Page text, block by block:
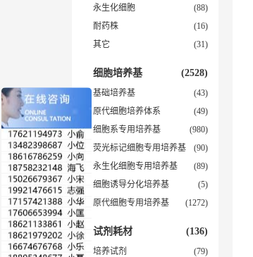
永生化细胞
(88)
耐药株
(16)
其它
(31)
细胞培养基 (2528)
基础培养基
(43)
原代细胞培养体系
(49)
细胞系专用培养基
(980)
荧光标记细胞专用培养基
(90)
永生化细胞专用培养基
(89)
细胞诱导分化培养基
(5)
原代细胞专用培养基
(1272)
试剂耗材 (136)
培养试剂
(79)